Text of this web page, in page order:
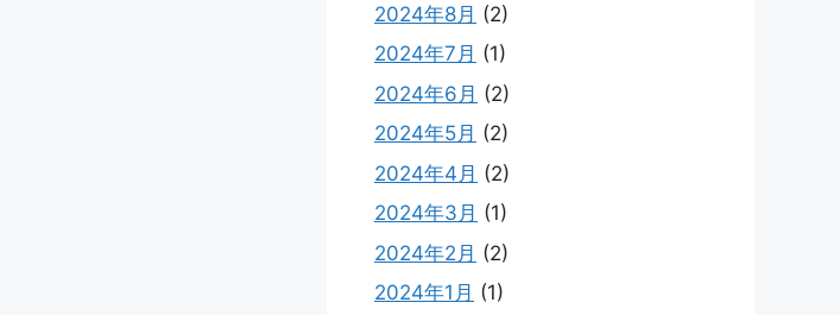
2024年8月 (2)
2024年7月 (1)
2024年6月 (2)
2024年5月 (2)
2024年4月 (2)
2024年3月 (1)
2024年2月 (2)
2024年1月 (1)